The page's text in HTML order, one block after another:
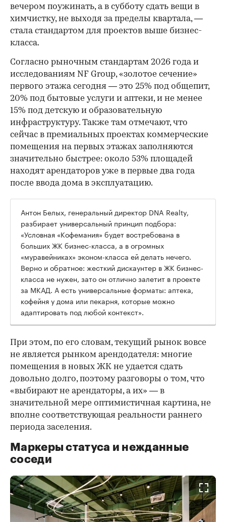
вечером поужинать, а в субботу сдать вещи в
химчистку, не выходя за пределы квартала, —
стала стандартом для проектов выше бизнес-
класса.
Согласно рыночным стандартам 2026 года и
исследованиям NF Group, «золотое сечение»
первого этажа сегодня — это 25% под общепит,
20% под бытовые услуги и аптеки, и не менее
15% под детскую и образовательную
инфраструктуру. Также там отмечают, что
сейчас в премиальных проектах коммерческие
помещения на первых этажах заполняются
значительно быстрее: около 53% площадей
находят арендаторов уже в первые два года
после ввода дома в эксплуатацию.
Антон Белых, генеральный директор DNA Realty,
разбирает универсальный принцип подбора:
«Условная «Кофемания» будет востребована в
больших ЖК бизнес-класса, а в огромных
«муравейниках» эконом-класса ей делать нечего.
Верно и обратное: жесткий дискаунтер в ЖК бизнес-
класса не нужен, зато он отлично залетит в проекте
за МКАД. А есть универсальные форматы: аптека,
кофейня у дома или пекарня, которые можно
адаптировать под любой контекст».
При этом, по его словам, текущий рынок вовсе
не является рынком арендодателя: многие
помещения в новых ЖК не удается сдать
довольно долго, поэтому разговоры о том, что
«выбирают не арендаторы, а их» — в
значительной мере оптимистичная картина, не
вполне соответствующая реальности раннего
периода заселения.
Маркеры статуса и нежданные
соседи